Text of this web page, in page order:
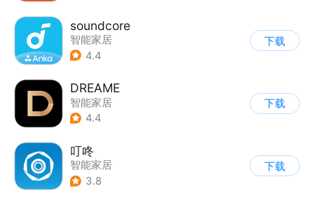
soundcore
智能家居
4.4
下载
DREAME
智能家居
4.4
下载
叮咚
智能家居
3.8
下载